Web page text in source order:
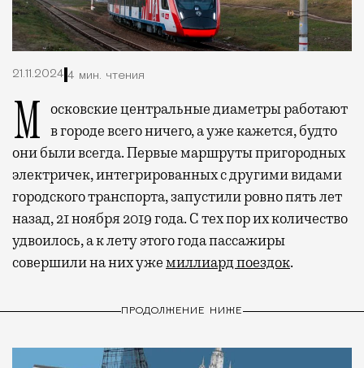
21.11.2024 4 мин. чтения
Московские центральные диаметры работают в городе всего ничего, а уже кажется, будто
они были всегда. Первые маршруты пригородных
электричек, интегрированных с другими видами
городского транспорта, запустили ровно пять лет
назад, 21 ноября 2019 года. С тех пор их количество
удвоилось, а к лету этого года пассажиры
совершили на них ужемиллиард поездок.
ПРОДОЛЖЕНИЕ НИЖЕ